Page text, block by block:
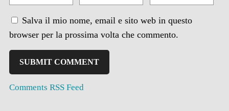
Salva il mio nome, email e sito web in questo
browser per la prossima volta che commento.
Comments RSS Feed